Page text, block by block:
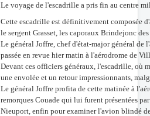
Le voyage de l'escadrille a pris fin au centre
Cette escadrille est définitivement composée
le sergent Grasset, les caporaux Brindejonc
Le général Joffre, chef d'état-major général de
passée en revue hier matin à l'aérodrome de
Devant ces officiers généraux, l'escadrille, où
une envolée et un retour impressionnants,
Le général Joffre profita de cette matinée à
remorques Couade qui lui furent présentées
Nieuport, enfin pour examiner l'avion blindé